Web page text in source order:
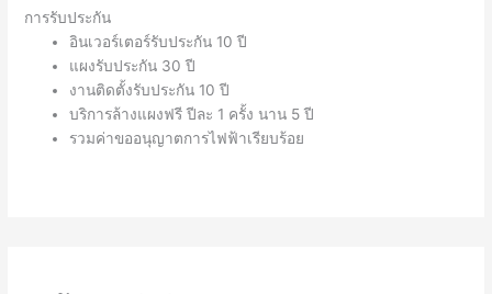
การรับประกัน
อินเวอร์เตอร์รับประกัน 10 ปี
แผงรับประกัน 30 ปี
งานติดตั้งรับประกัน 10 ปี
บริการล้างแผงฟรี ปีละ 1 ครั้ง นาน 5 ปี
รวมค่าขออนุญาตการไฟฟ้าเรียบร้อย